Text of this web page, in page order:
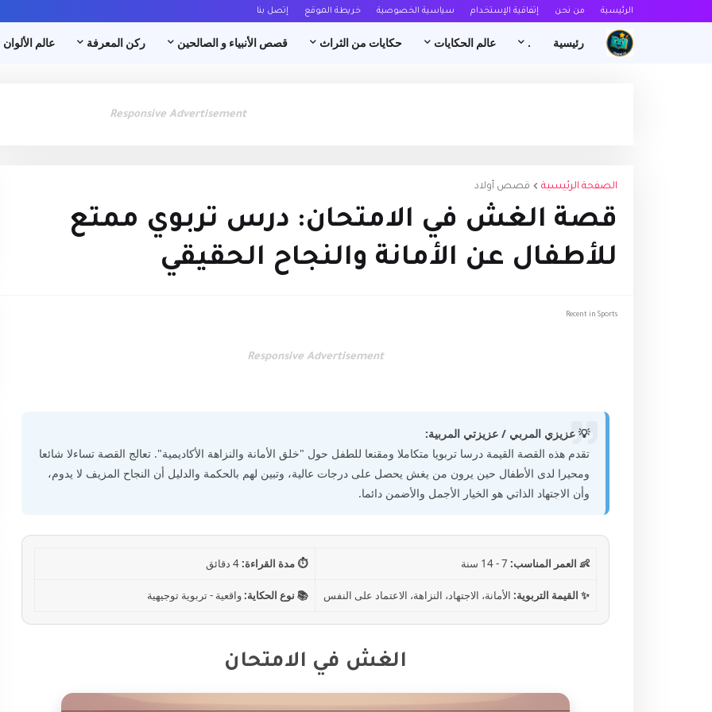
الرئيسية من نحن إتفاقية الإستخدام سياسية الخصوصية خريطة الموقع إتصل بنا
رئيسية . عالم الحكايات حكايات من الثراث قصص الأنبياء و الصالحين ركن المعرفة عالم الألوان
Responsive Advertisement
الصفحة الرئيسية قصص أولاد
قصة الغش في الامتحان: درس تربوي ممتع
للأطفال عن الأمانة والنجاح الحقيقي
Recent in Sports
Responsive Advertisement
💡 عزيزي المربي / عزيزتي المربية:
تقدم هذه القصة القيمة درسا تربويا متكاملا ومقنعا للطفل حول "خلق الأمانة والنزاهة الأكاديمية". تعالج القصة تساءلا شائعا
ومحيرا لدى الأطفال حين يرون من يغش يحصل على درجات عالية، وتبين لهم بالحكمة والدليل أن النجاح المزيف لا يدوم،
وأن الاجتهاد الذاتي هو الخيار الأجمل والأضمن دائما.
👶 العمر المناسب: ⏱️ مدة القراءة: 4 دقائق
✨ القيمة التربوية: الأمانة، الاجتهاد، النزاهة، الاعتماد على النفس 📚 نوع الحكاية: واقعية - تربوية توجيهية
الغش في الامتحان